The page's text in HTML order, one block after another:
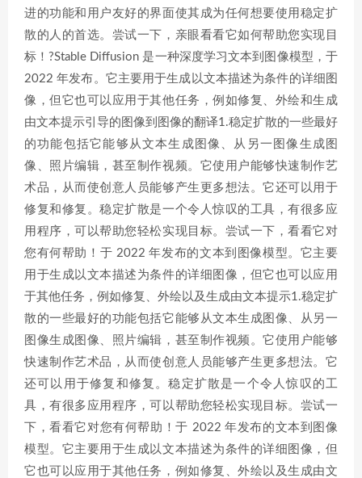
进的功能和用户友好的界面使其成为任何想要使用稳定扩
散的人的首选。尝试一下，亲眼看看它如何帮助您实现目
标！?Stable Diffusion 是一种深度学习文本到图像模型，于
2022 年发布。它主要用于生成以文本描述为条件的详细图
像，但它也可以应用于其他任务，例如修复、外绘和生成
由文本提示引导的图像到图像的翻译1.稳定扩散的一些最好
的功能包括它能够从文本生成图像、从另一图像生成图
像、照片编辑，甚至制作视频。它使用户能够快速制作艺
术品，从而使创意人员能够产生更多想法。它还可以用于
修复和修复。稳定扩散是一个令人惊叹的工具，有很多应
用程序，可以帮助您轻松实现目标。尝试一下，看看它对
您有何帮助！于 2022 年发布的文本到图像模型。它主要
用于生成以文本描述为条件的详细图像，但它也可以应用
于其他任务，例如修复、外绘以及生成由文本提示1.稳定扩
散的一些最好的功能包括它能够从文本生成图像、从另一
图像生成图像、照片编辑，甚至制作视频。它使用户能够
快速制作艺术品，从而使创意人员能够产生更多想法。它
还可以用于修复和修复。稳定扩散是一个令人惊叹的工
具，有很多应用程序，可以帮助您轻松实现目标。尝试一
下，看看它对您有何帮助！于 2022 年发布的文本到图像
模型。它主要用于生成以文本描述为条件的详细图像，但
它也可以应用于其他任务，例如修复、外绘以及生成由文